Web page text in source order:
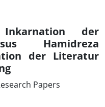
der
Hamidreza
der Literatur
Papers